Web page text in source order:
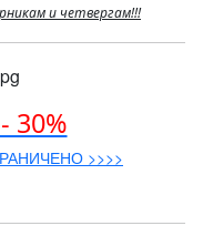
и четвергам!!!
30%
>>>>